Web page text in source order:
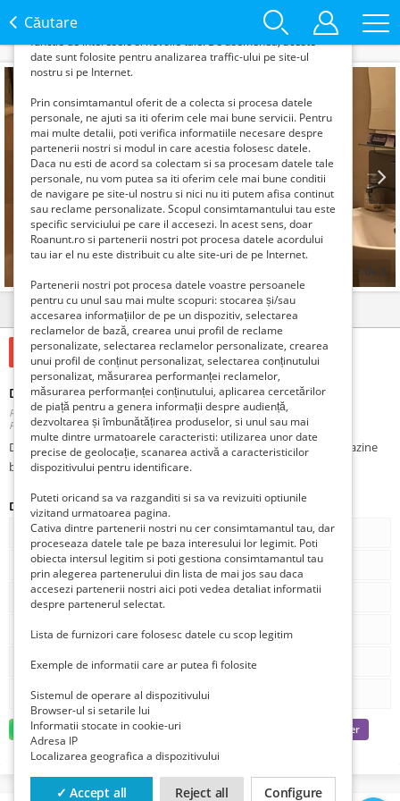
Căutare
Next
1 de 3
Detalii Contact
800 Lei
Drumul taberei camera proprietar
Romania, Ilfov, Bucuresti Sector 6, Bucuresti,
Publicat 1 săptămână în urmă în urmă
Drumul taberei camera proprietar mobilat uyilat la 2 min de magazine
banci farmacii mijloaxe transport
Detalii
Num. camere
0
Num. bai
0
Metri patrati
0
Metri pătrați (total)
0
Numar Etaje
0
Număr etaj
0
oferi content si reclame personalizate in
functie de interesele si nevoile tale. De asemenea, aceste
date sunt folosite pentru analizarea traffic-ului pe site-ul
nostru si pe Internet.
Prin consimtamantul oferit de a colecta si procesa datele
personale, ne ajuti sa iti oferim cele mai bune servicii. Pentru
mai multe detalii, poti verifica informatiile necesare despre
partenerii nostri si modul in care acestia folosesc datele.
Daca nu esti de acord sa colectam si sa procesam datele tale
personale, nu vom putea sa iti oferim cele mai bune conditii
de navigare pe site-ul nostru si nici nu iti putem afisa continut
sau reclame personalizate. Scopul consimtamantului tau este
specific serviciului pe care il accesezi. In acest sens, doar
Roanunt.ro si partenerii nostri pot procesa datele acordului
tau iar el nu este distribuit cu alte site-uri de pe Internet.
Partenerii nostri pot procesa datele voastre persoanele
pentru cu unul sau mai multe scopuri: stocarea și/sau
accesarea informațiilor de pe un dispozitiv, selectarea
reclamelor de bază, crearea unui profil de reclame
personalizate, selectarea reclamelor personalizate, crearea
unui profil de conținut personalizat, selectarea conținutului
personalizat, măsurarea performanței reclamelor,
măsurarea performanței conținutului, aplicarea cercetărilor
de piață pentru a genera informații despre audiență,
dezvoltarea și îmbunătățirea produselor, si unul sau mai
multe dintre urmatoarele caracteristi: utilizarea unor date
precise de geolocație, scanarea activă a caracteristicilor
dispozitivului pentru identificare.
Puteti oricand sa va razganditi si sa va revizuiti optiunile
vizitand urmatoarea pagina.
Cativa dintre partenerii nostri nu cer consimtamantul tau, dar
proceseaza datele tale pe baza interesului lor legimit. Poti
obiecta intersul legitim si poti gestiona consimtamantul tau
prin alegerea partenerului din lista de mai jos sau daca
accesezi partenerii nostri aici poti vedea detaliat informatii
despre partenerul selectat.
Lista de furnizori care folosesc datele cu scop legitim
Exemple de informatii care ar putea fi folosite
Sistemul de operare al dispozitivului
Browser-ul si setarile lui
Informatii stocate in cookie-uri
Adresa IP
Localizarea geografica a dispozitivului
✓ Accept all Reject all Configure